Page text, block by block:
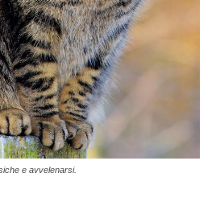
e avvelenarsi.